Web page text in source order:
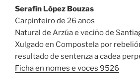
Serafín López Bouzas
Carpinteiro de 26 anos
Natural de Arzúa e veciño de
Xulgado en Compostela por
resultado de sentenza a cadea
Ficha en nomes e voces 9526